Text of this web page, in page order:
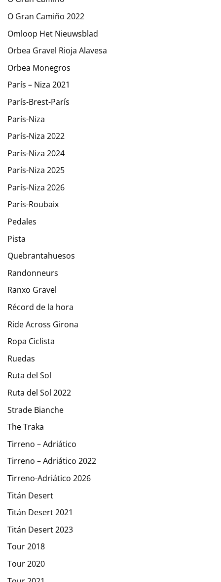
O Gran Camiño 2022
Omloop Het Nieuwsblad
Orbea Gravel Rioja Alavesa
Orbea Monegros
París – Niza 2021
París-Brest-París
París-Niza
París-Niza 2022
París-Niza 2024
París-Niza 2025
París-Niza 2026
París-Roubaix
Pedales
Pista
Quebrantahuesos
Randonneurs
Ranxo Gravel
Récord de la hora
Ride Across Girona
Ropa Ciclista
Ruedas
Ruta del Sol
Ruta del Sol 2022
Strade Bianche
The Traka
Tirreno – Adriático
Tirreno – Adriático 2022
Tirreno-Adriático 2026
Titán Desert
Titán Desert 2021
Titán Desert 2023
Tour 2018
Tour 2020